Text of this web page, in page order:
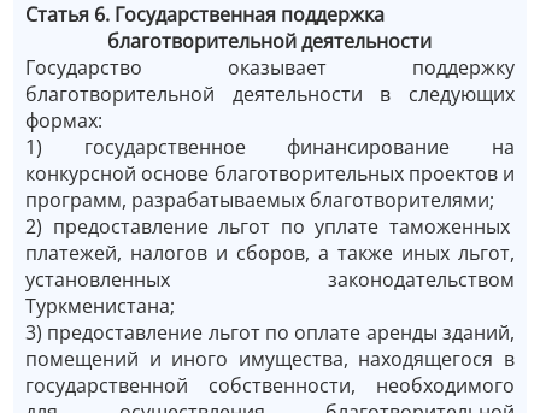
Статья 6. Государственная поддержка
благотворительной деятельности
Государство оказывает поддержку
благотворительной деятельности в следующих
формах:
1) государственное финансирование на
конкурсной основе благотворительных проектов и
программ, разрабатываемых благотворителями;
2) предоставление льгот по уплате таможенных
платежей, налогов и сборов, а также иных льгот,
установленных законодательством
Туркменистана;
3) предоставление льгот по оплате аренды зданий,
помещений и иного имущества, находящегося в
государственной собственности, необходимого